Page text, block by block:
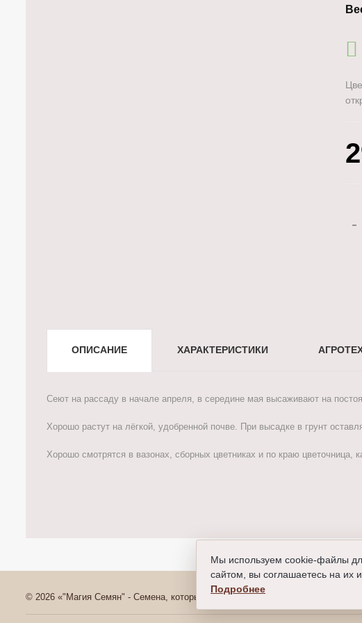
-
ОПИСАНИЕ ХАРАКТЕРИСТИКИ
Сеют на рассаду в начале апреля, в середине мая высаживают на
Хорошо растут на лёгкой, удобренной почве. При высадке в грунт
Хорошо смотрятся в вазонах, сборных цветниках и по краю цветочница,
© 2026 «"Магия Семян" - Семена, которые всходят»
Мы используем cookie-файлы
сайтом, вы соглашаетесь на их
Подробнее